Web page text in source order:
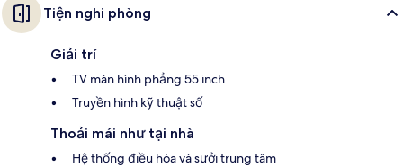
Tiện nghi phòng
Giải trí
TV màn hình phẳng 55 inch
Truyền hình kỹ thuật số
Thoải mái như tại nhà
Hệ thống điều hòa và sưởi trung tâm